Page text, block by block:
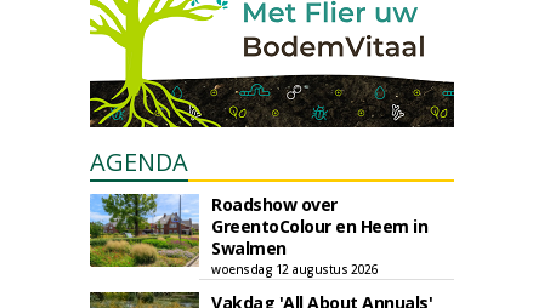
AGENDA
Roadshow over
GreentoColour en Heem in
Swalmen
woensdag 12 augustus 2026
Vakdag 'All About Annuals'